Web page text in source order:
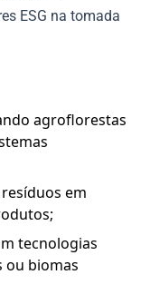
ESG na tomada
agroflorestas
em
tecnologias
ou biomas